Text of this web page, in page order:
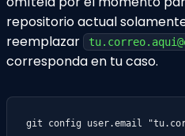
repositorio actual
reemplazar
corresponda en tu caso.
git config user.email "